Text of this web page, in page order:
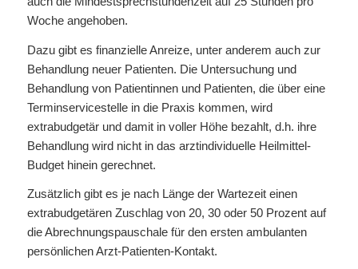
Woche angehoben.
Dazu gibt es finanzielle Anreize, unter anderem auch zur
Behandlung neuer Patienten. Die Untersuchung und
Behandlung von Patientinnen und Patienten, die über eine
Terminservicestelle in die Praxis kommen, wird
extrabudgetär und damit in voller Höhe bezahlt, d.h. ihre
Behandlung wird nicht in das arztindividuelle Heilmittel-
Budget hinein gerechnet.
Zusätzlich gibt es je nach Länge der Wartezeit einen
extrabudgetären Zuschlag von 20, 30 oder 50 Prozent auf
die Abrechnungspauschale für den ersten ambulanten
persönlichen Arzt-Patienten-Kontakt.